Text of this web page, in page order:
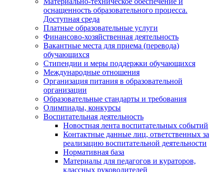
оснащенность образовательного процесса.
Доступная среда
Платные образовательные услуги
Финансово-хозяйственная деятельность
Вакантные места для приема (перевода)
обучающихся
Стипендии и меры поддержки обучающихся
Международные отношения
Организация питания в образовательной
организации
Образовательные стандарты и требования
Олимпиады, конкурсы
Воспитательная деятельность
Новостная лента воспитательных событий
Контактные данные лиц, ответственных за
реализацию воспитательной деятельности
Нормативная база
Материалы для педагогов и кураторов,
классных руководителей